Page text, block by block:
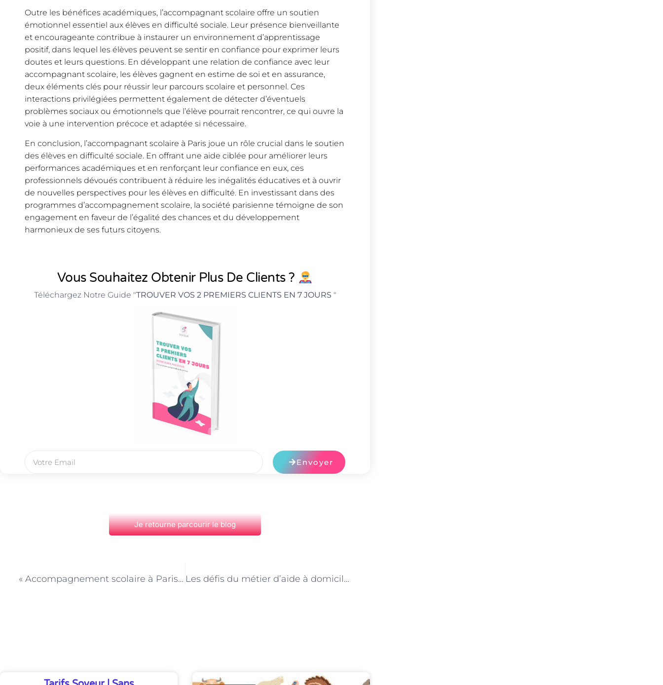
Outre les bénéfices académiques, l’accompagnant scolaire offre un soutien
émotionnel essentiel aux élèves en difficulté sociale. Leur présence bienveillante
et encourageante contribue à instaurer un environnement d’apprentissage
positif, dans lequel les élèves peuvent se sentir en confiance pour exprimer leurs
doutes et leurs questions. En développant une relation de confiance avec leur
accompagnant scolaire, les élèves gagnent en estime de soi et en assurance,
deux éléments clés pour réussir leur parcours scolaire et personnel. Ces
interactions privilégiées permettent également de détecter d’éventuels
problèmes sociaux ou émotionnels que l’élève pourrait rencontrer, ce qui ouvre la
voie à une intervention précoce et adaptée si nécessaire.
En conclusion, l’accompagnant scolaire à Paris joue un rôle crucial dans le soutien
des élèves en difficulté sociale. En offrant une aide ciblée pour améliorer leurs
performances académiques et en renforçant leur confiance en eux, ces
professionnels dévoués contribuent à réduire les inégalités éducatives et à ouvrir
de nouvelles perspectives pour les élèves en difficulté. En investissant dans des
programmes d’accompagnement scolaire, la société parisienne témoigne de son
engagement en faveur de l’égalité des chances et du développement
harmonieux de ses futurs citoyens.
Vous Souhaitez Obtenir Plus De Clients ?
Téléchargez Notre Guide "TROUVER VOS 2 PREMIERS CLIENTS EN 7 JOURS "
Envoyer
Je retourne parcourir le blog
« Accompagnement scolaire à Paris : des outils innovants au service de la pédagogie » Les défis du métier d’aide à domicile à Paris : conciliateur qualité de vie et responsabilités